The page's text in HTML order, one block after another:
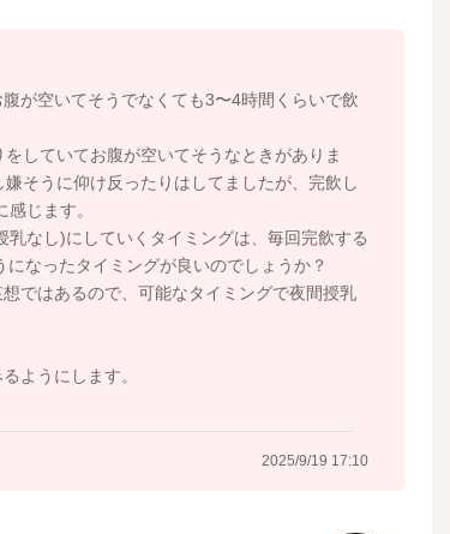
でトータル量を稼ぐようにされるといいです
り返しているのですね。
。
いました。
が空いてそうでなくても3〜4時間くらいで飲
していてお腹が空いてそうなときがありま
そうに仰け反ったりはしてましたが、完飲し
じます。
なし)にしていくタイミングは、毎回完飲する
なったタイミングが良いのでしょうか？
ではあるので、可能なタイミングで夜間授乳
ようにします。
2025/9/19 17:10